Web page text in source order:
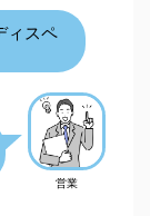
ィスペ
営業